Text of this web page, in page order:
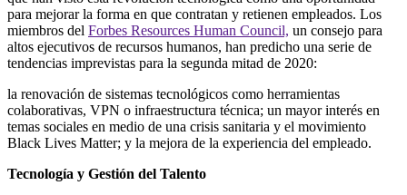
para mejorar la forma en que contratan y retienen empleados. Los
miembros del Forbes Resources Human Council, un consejo para
altos ejecutivos de recursos humanos, han predicho una serie de
tendencias imprevistas para la segunda mitad de 2020:
la renovación de sistemas tecnológicos como herramientas
colaborativas, VPN o infraestructura técnica; un mayor interés en
temas sociales en medio de una crisis sanitaria y el movimiento
Black Lives Matter; y la mejora de la experiencia del empleado.
Tecnología y Gestión del Talento